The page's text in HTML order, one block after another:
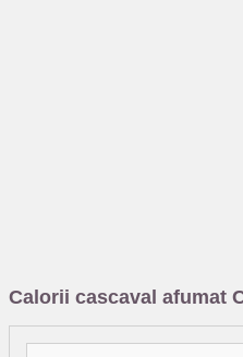
Calorii cascaval afumat